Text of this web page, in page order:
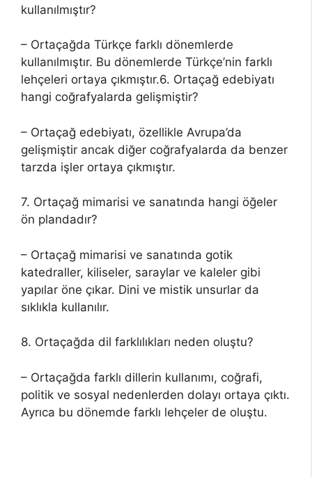
kullanılmıştır?
– Ortaçağda Türkçe farklı dönemlerde
kullanılmıştır. Bu dönemlerde Türkçe’nin farklı
lehçeleri ortaya çıkmıştır.6. Ortaçağ edebiyatı
hangi coğrafyalarda gelişmiştir?
– Ortaçağ edebiyatı, özellikle Avrupa’da
gelişmiştir ancak diğer coğrafyalarda da benzer
tarzda işler ortaya çıkmıştır.
7. Ortaçağ mimarisi ve sanatında hangi öğeler
ön plandadır?
– Ortaçağ mimarisi ve sanatında gotik
katedraller, kiliseler, saraylar ve kaleler gibi
yapılar öne çıkar. Dini ve mistik unsurlar da
sıklıkla kullanılır.
8. Ortaçağda dil farklılıkları neden oluştu?
– Ortaçağda farklı dillerin kullanımı, coğrafi,
politik ve sosyal nedenlerden dolayı ortaya çıktı.
Ayrıca bu dönemde farklı lehçeler de oluştu.